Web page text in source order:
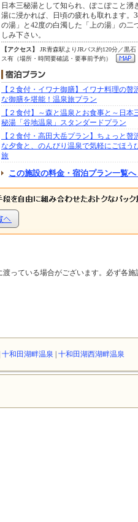
日本三秘湯として知られ、ぽこぽこと湧
湯に浸かれば、日頃の疲れも取れます。
の湯」と42度の白濁した「上の湯」の二
しみ下さい。
【アクセス】
JR青森駅よりJRバス約120分／黒
ス有（場所・時間要確認・要事前予約）
【２食付・イワナ御膳】イワナ料理の贅
な御膳を堪能！温泉旅プラン
【２食付】～森と温泉とお食事と～日本
秘湯「谷地温泉」スタンダードプラン
【２食付・高田大岳プラン】ちょっと贅
な夕食と、のんびり温泉で気軽にごほう
旅
この施設の料金・宿泊プラン一覧
っている場合がございます。必ず各
十和田湖畔温泉 | 十和田湖西湖畔温泉